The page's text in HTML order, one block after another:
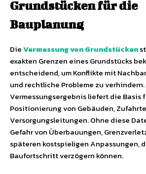
Grundstücken für die
Bauplanung
DieVermessung von Grundstücken
exakten Grenzen eines Grundstücks
entscheidend, um Konflikte mit
und rechtliche Probleme zu
Vermessungsergebnis liefert die Basis
Positionierung von Gebäuden,
Versorgungsleitungen. Ohne diese
Gefahr von Überbauungen,
späteren kostspieligen Anpassungen,
Baufortschritt verzögern können.